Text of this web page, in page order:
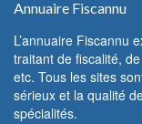
Annuaire Fiscannu
L’annuaire Fiscannu
traitant de fiscalité,
etc. Tous les sites
sérieux et la qualité
spécialités.